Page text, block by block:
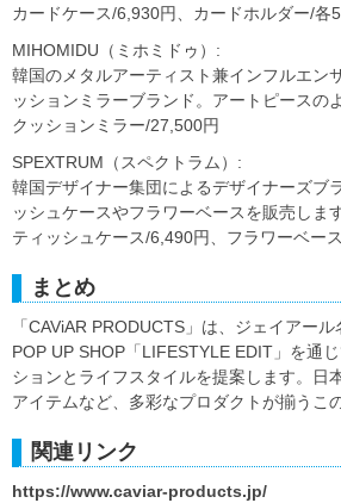
カードケース/6,930円、カードホルダー/各
MIHOMIDU（ミホミドゥ）:
韓国のメタルアーティスト兼インフルエン
ッションミラーブランド。アートピースの
クッションミラー/27,500円
SPEXTRUM（スペクトラム）:
韓国デザイナー集団によるデザイナーズブ
ッシュケースやフラワーベースを販売します
ティッシュケース/6,490円、フラワーベー
まとめ
「CAViAR PRODUCTS」は、ジェイアー
POP UP SHOP「LIFESTYLE EDIT」を通
ションとライフスタイルを提案します。日
アイテムなど、多彩なプロダクトが揃うこ
関連リンク
https://www.caviar-products.jp/